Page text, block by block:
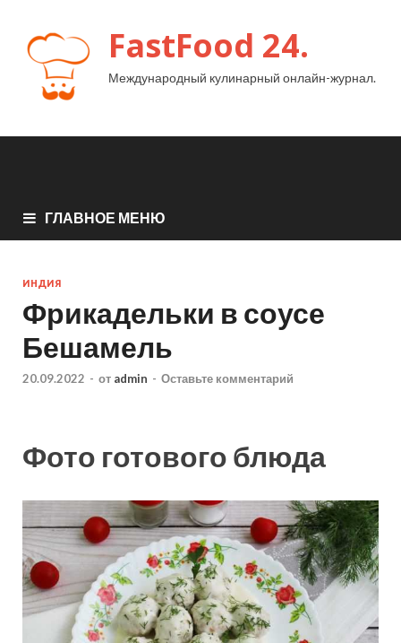
FastFood 24.
Международный кулинарный онлайн-журнал.
ГЛАВНОЕ МЕНЮ
ИНДИЯ
Фрикадельки в соусе
Бешамель
20.09.2022 - от admin - Оставьте комментарий
Фото готового блюда